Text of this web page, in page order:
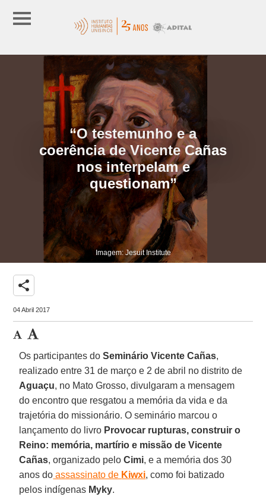
“O testemunho e a
coerência de Vicente Cañas
nos interpelam e
questionam”
Imagem: Jesuit Institute
share
04 Abril 2017
Os participantes do Seminário Vicente Cañas,
realizado entre 31 de março e 2 de abril no distrito de
Aguaçu, no Mato Grosso, divulgaram a mensagem
do encontro que resgatou a memória da vida e da
trajetória do missionário. O seminário marcou o
lançamento do livro Provocar rupturas, construir o
Reino: memória, martírio e missão de Vicente
Cañas, organizado peloCimi, e a memória dos 30
anos do assassinato de Kiwxi, como foi batizado
pelos indígenas Myky.